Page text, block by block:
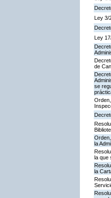
Ley
Ley
de
se
la
la que
la